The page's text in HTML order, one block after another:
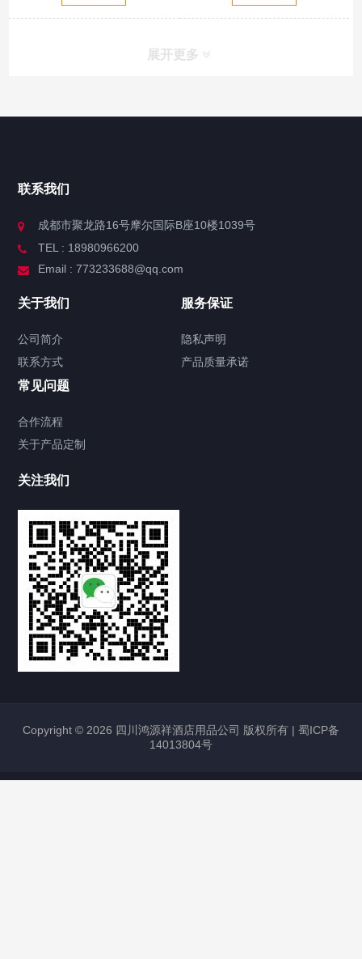
展开更多
联系我们
成都市聚龙路16号摩尔国际B座10楼1039号
TEL : 18980966200
Email : 773233688@qq.com
关于我们
公司简介
联系方式
服务保证
隐私声明
产品质量承诺
常见问题
合作流程
关于产品定制
关注我们
Copyright © 2026 四川鸿源祥酒店用品公司 版权所有 | 蜀ICP备
14013804号